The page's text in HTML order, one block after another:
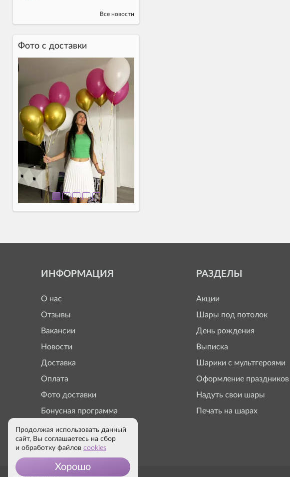
Все новости
Фото c доставки
ИНФОРМАЦИЯ
О нас
Отзывы
Вакансии
Новости
Доставка
Оплата
Фото доставки
Бонусная программа
РАЗДЕЛЫ
Акции
Шары под потолок
День рождения
Выписка
Шарики с мультгероями
Оформление праздников
Надуть свои шары
Печать на шарах
Продолжая использовать данный
сайт, Вы соглашаетесь на сбор
и обработку файлов cookies
Хорошо